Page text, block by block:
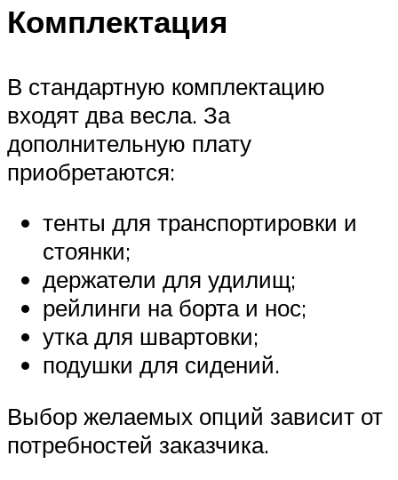
Комплектация
В стандартную комплектацию
входят два весла. За
дополнительную плату
приобретаются:
тенты для транспортировки и
стоянки;
держатели для удилищ;
рейлинги на борта и нос;
утка для швартовки;
подушки для сидений.
Выбор желаемых опций зависит от
потребностей заказчика.